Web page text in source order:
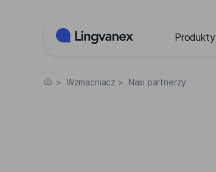
Produkty
> Wzmacniacz > Nasi partnerzy